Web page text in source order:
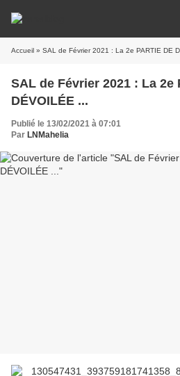
Accueil » SAL de Février 2021 : La 2e PARTIE DE
SAL de Février 2021 : La 2e
DÉVOILÉE ...
Publié le 13/02/2021 à 07:01
Par LNMahelia